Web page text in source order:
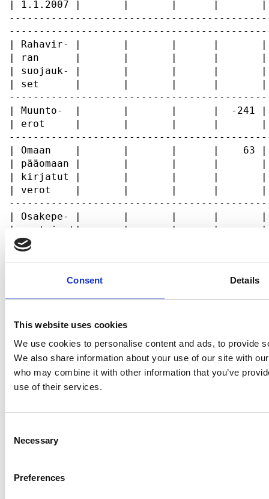
Consent Details
This website uses cookies
We use cookies to personalise content and ads, to provide
We also share information about your use of our site with
who may combine it with other information that you’ve
use of their services.
Selection
Necessary
Preferences